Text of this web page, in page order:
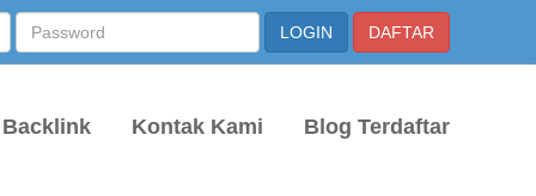
Kontak Kami Blog Terdaftar